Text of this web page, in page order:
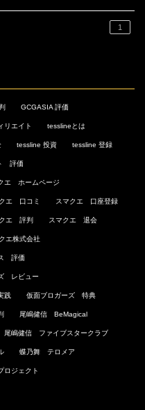
1
GCGASIA 評価
エイト tesslineとは
tessline 投資 tessline 登録
評価
エ ホームページ
エ 口コミ スマクエ 口座登録
エ 評判 スマクエ 退会
エ株式会社
評価
レビュー
践 仮面ブロガーズ 特典
尾嶋健信 BeMagical
尾嶋健信 ファイブスタークラブ
蝶乃舞 テロメア
ロジェクト